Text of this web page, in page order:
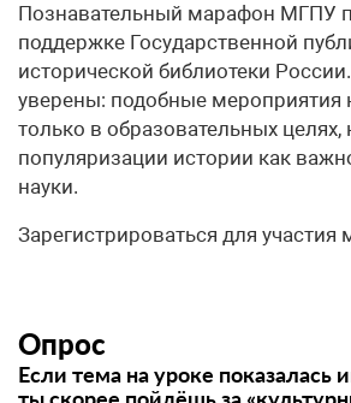
Познавательный марафон МГПУ
поддержке Государственной
исторической библиотеки
уверены: подобные мероприятия
только в образовательных целях,
популяризации истории как
науки.
Зарегистрироваться для участия
Опрос
Если тема на уроке показалась